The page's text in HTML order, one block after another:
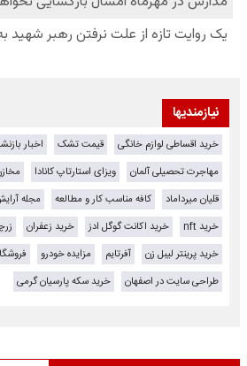
نیازمندیها
خرید اقساطی لوازم خانگی قیمت تشک
اخبار
مهاجرت تحصیلی آلمان
ویزای استارتاپ کانادا
قلیان میرداماد
کافه مناسب کار و مطالعه مجله
خرید nft
خرید اکانت گوگل ادز خرید زعفران
خرید پرینتر لیبل زن
آفرتایم مزایده خودرو
طراحی سایت در اصفهان
خرید سکه پارسیان گرمی